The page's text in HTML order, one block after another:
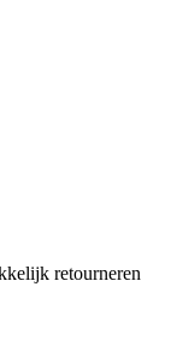
retourneren